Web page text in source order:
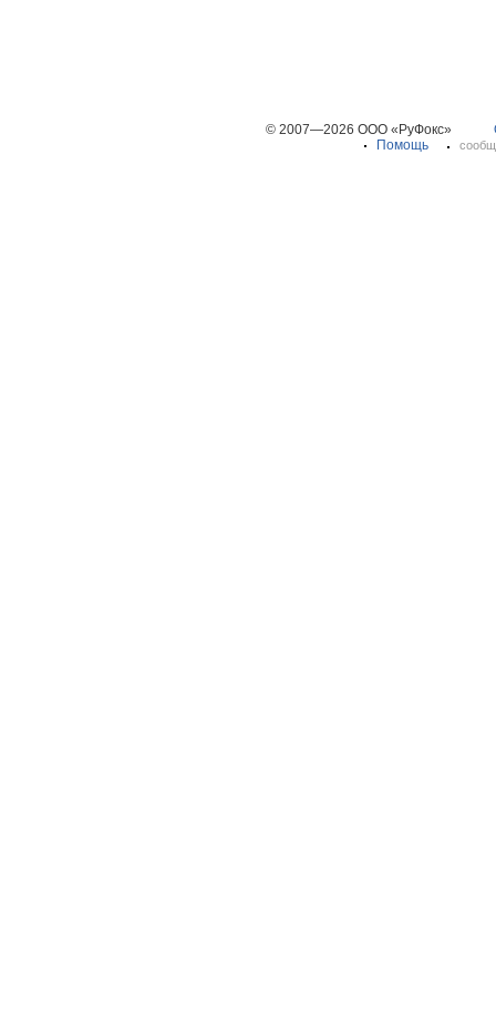
© 2007—2026 ООО «РуФокс»
Помощь